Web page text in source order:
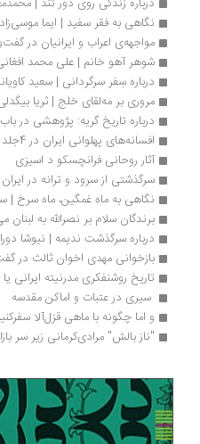
نگاهی به فقر سفید | ایما موسی‌زاده
مواجهه‌ی اعراب و ایرانیان در گفت‌وگو با
شوهر آهو خانم | علی محمد افغانی
درباره سِفر سرگردانی | سعید کاویانپور
مروری بر مه‌لقای خلج | ثریا بیگدلی
درباره تاریخ گریه: پژوهشی در باب
افسانه‌های پهلوانی ایران در 4جلد
آثار روحانی فرانچسکو د اسیزی
سرگذشتی از سرود و ترانه در ایران به
نگاهی به ماه غمگین، ماه سرخ | سمیرا
برندگان سلام بر نصرالله به لبنان می‌روند
درباره سرگذشت ندیمه | نیوشا دوراندیش
بازخوانی مهدی اخوان ثالث در گفت‌وگو
تاریخ روشنفکری مدرنیته ایرانی یا هم
سیری در عتبات و اماکن مقدسه
و اما چگونه با ماهی قزل‌آلا سفرکنیم؟ |
"ناز بالش" مرادی‌کرمانی زیر سر بازار